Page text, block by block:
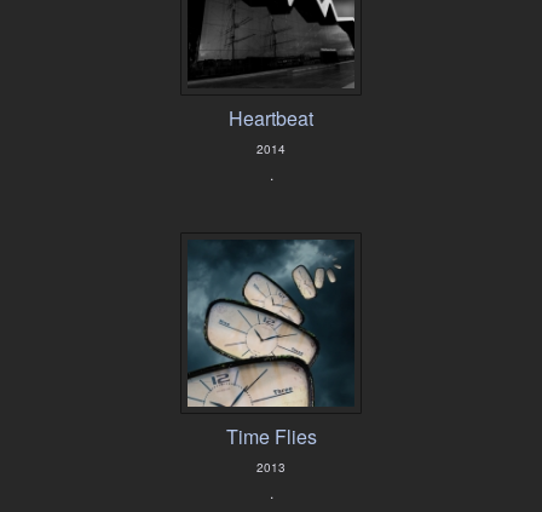
Heartbeat
2014
.
Time Flies
2013
.